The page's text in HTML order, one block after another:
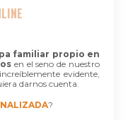
familiar propio en
s en el seno de nuestro
evidente,
darnos cuenta.
?